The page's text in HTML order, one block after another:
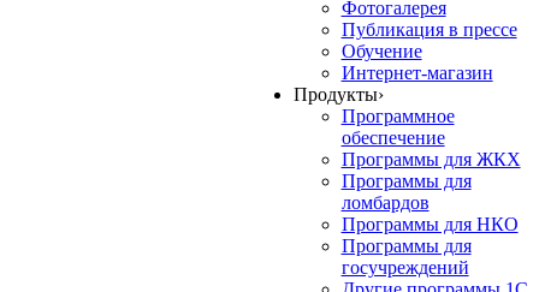
Фотогалерея
Публикация в прессе
Обучение
Интернет-магазин
Продукты›
Программное
обеспечение
Программы для ЖКХ
Программы для
ломбардов
Программы для НКО
Программы для
госучреждений